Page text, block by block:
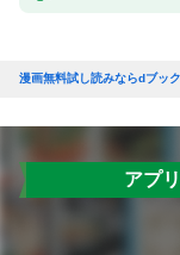
漫画無料試し読みならdブック
アプ